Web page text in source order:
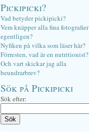
Pickipicki?
Vad betyder pickipicki?
Vem knäpper alla fina fotografier
egentligen?
Nyfiken på vilka som läser här?
Förresten, vad är en nutritionist?
Och vart skickar jag alla
beundrarbrev?
Sök på Pickipicki
Sök efter: